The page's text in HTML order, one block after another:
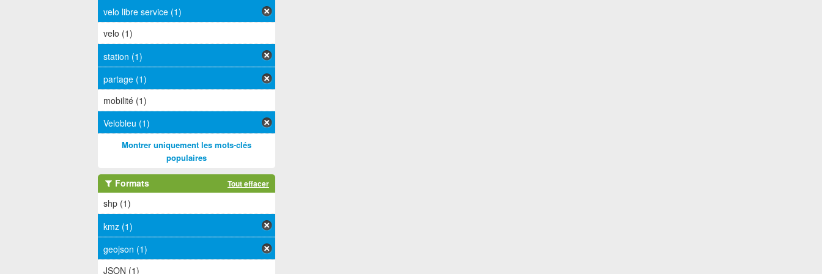
velo libre service (1)
velo (1)
station (1)
partage (1)
mobilité (1)
Velobleu (1)
Montrer uniquement les mots-clés
populaires
Formats Tout effacer
shp (1)
kmz (1)
geojson (1)
JSON (1)